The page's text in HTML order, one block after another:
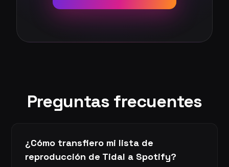
Preguntas frecuentes
¿Cómo transfiero mi lista de
reproducción de Tidal a Spotify?